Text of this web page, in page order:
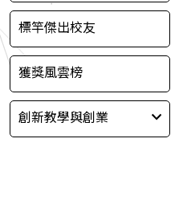
標竿傑出校友
獲獎風雲榜
創新教學與創業